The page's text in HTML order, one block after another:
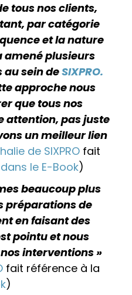
tous nos clients,
par catégorie
et la nature
amené plusieurs
sein deSIXPRO.
approche nous
que tous nos
attention, pas juste
un meilleur lien
de SIXPRO fait
le E-Book)
beaucoup plus
préparations de
en faisant des
pointu et nous
interventions »
fait référence à la
)